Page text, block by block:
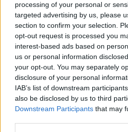
processing of your personal or
targeted advertising by us, please
section to confirm your selection.
opt-out request is processed you
interest-based ads based on
us or personal information
your opt-out. You may separately
disclosure of your personal
IAB’s list of downstream
also be disclosed by us to third
Downstream Participants that may
Questa settimana:
I lavori più richiesti
Professioni Qualificate Nei
Operai Addetti Ai Servizi di
Addetti All'assistenza
Commessi Delle Vendite al
Orario Lavoro
Full Time 412
Part Time262